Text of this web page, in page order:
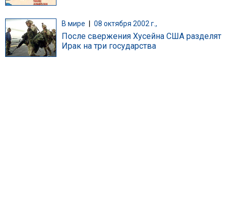
В мире 08 октября 2002 г.,
После свержения Хусейна США разделят
Ирак на три государства